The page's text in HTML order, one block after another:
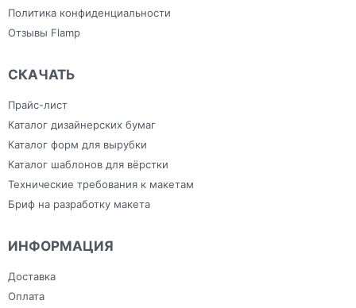
Политика конфиденциальности
Отзывы Flamp
СКАЧАТЬ
Прайс-лист
Каталог дизайнерских бумаг
Каталог форм для вырубки
Каталог шаблонов для вёрстки
Технические требования к макетам
Бриф на разработку макета
ИНФОРМАЦИЯ
Доставка
Оплата